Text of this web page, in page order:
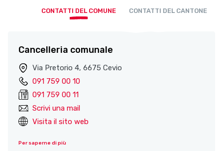
CONTATTI DEL COMUNE CONTATTI DEL CANTONE
Cancelleria comunale
Via Pretorio 4, 6675 Cevio
091 759 00 10
091 759 00 11
Scrivi una mail
Visita il sito web
Per saperne di più